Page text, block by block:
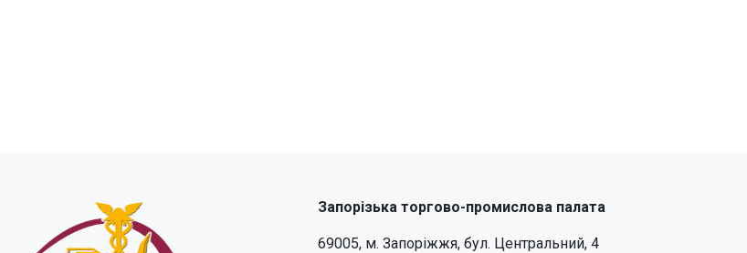
Запорізька торгово-промислова палата
69005, м. Запоріжжя, бул. Центральний, 4